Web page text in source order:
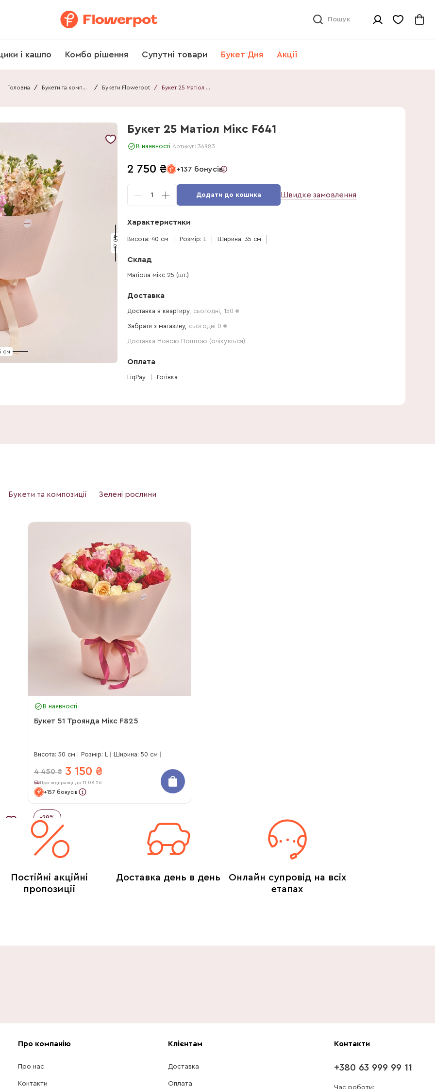
Пошук
і кашпо Комбо рішення Супутні товари Букет Дня Акції
Головна / Букети та композиції / Букети Flowerpot / Букет 25 Матіол Мікс F641
40 см
см
Букет 25 Матіол Мікс F641
В наявності Артикул: 36983
2 750 ₴ +137 бонусів
1 Додати до кошика Швидке замовлення
Характеристики
Висота: 40 см Розмір: L Ширина: 35 см
Склад
Матіола мікс 25 (шт.)
Доставка
Доставка в квартиру, сьогодні 150 ₴
Забрати з магазину, сьогодні 0 ₴
Доставка Новою Поштою (очікується)
Оплата
LiqPay Готівка
Букети та композиції Зелені рослини
В наявності
Букет 51 Троянда Мікс F825
Висота: 50 см Розмір: L Ширина: 50 см
4 450 ₴ 3 150 ₴
При відправці до 11.08.26
+157 бонусів
-29%
Постійні акційні
пропозиції
Доставка день в день
Онлайн супровід на всіх
етапах
Про компанію
Про нас
Контакти
Клієнтам
Доставка
Оплата
Контакти
+380 63 999 99 11
Час роботи: